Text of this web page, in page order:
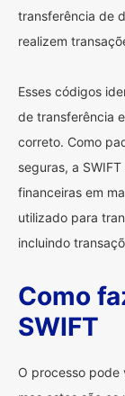
transferência de
realizem
Esses códigos
de transferência
correto. Como
seguras, a
financeiras em
utilizado para
incluindo
Como
SWIFT
O processo pode